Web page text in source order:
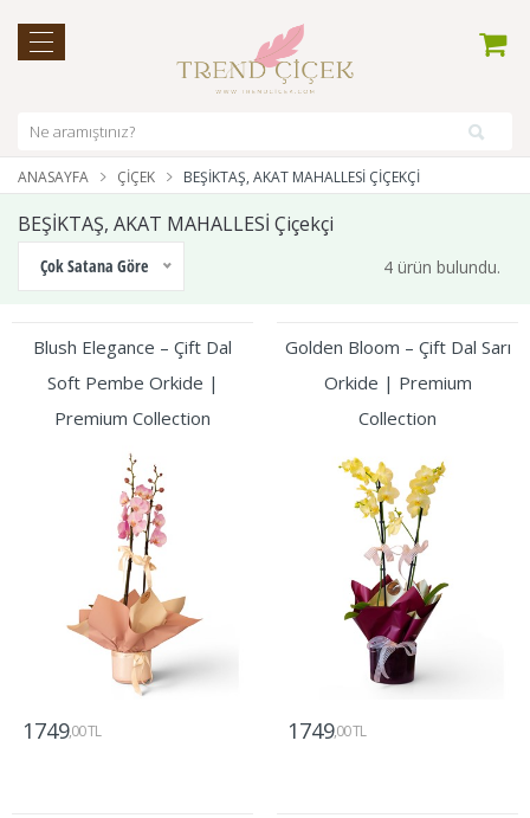
ANASAYFA ÇIÇEK BEŞİKTAŞ, AKAT MAHALLESİ ÇIÇEKÇI
BEŞİKTAŞ, AKAT MAHALLESİ Çiçekçi
Çok Satana Göre 4 ürün bulundu.
Blush Elegance – Çift Dal
Soft Pembe Orkide |
Premium Collection
1749,00 TL
Golden Bloom – Çift Dal Sarı
Orkide | Premium
Collection
1749,00 TL